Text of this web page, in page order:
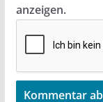
anzeigen.